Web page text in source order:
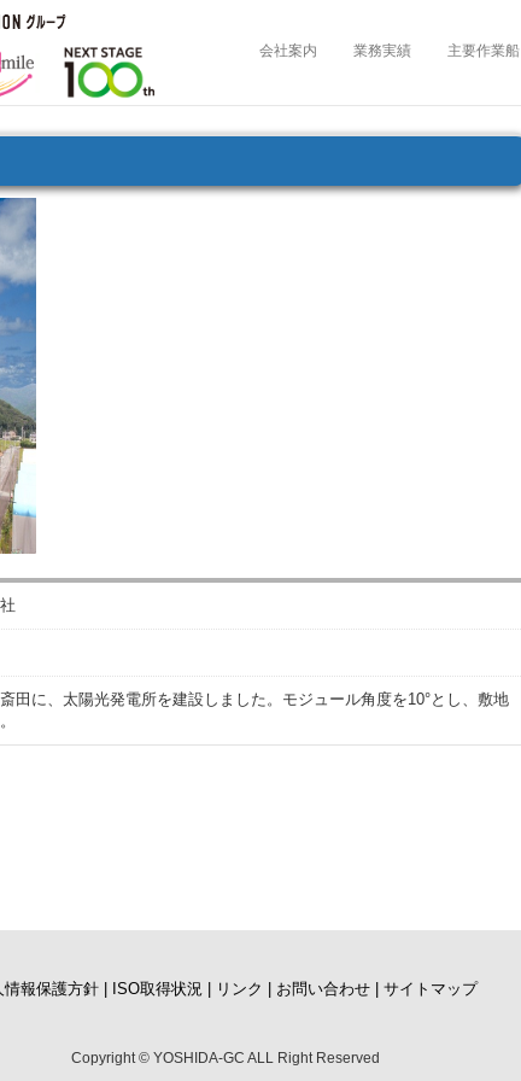
会社案内 業務実績 主要作業船
田に、太陽光発電所を建設しました。モジュール角度を10°とし、敷地
報保護方針 | ISO取得状況 | リンク | お問い合わせ | サイトマップ
Copyright © YOSHIDA-GC ALL Right Reserved